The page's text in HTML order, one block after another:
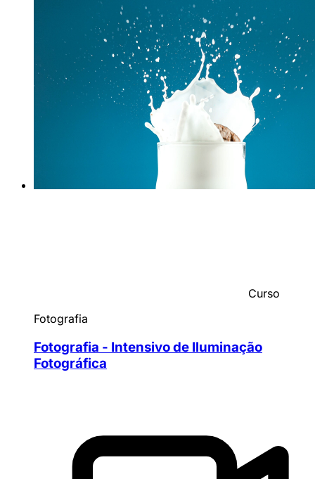
Curso
Fotografia
Fotografia - Intensivo de Iluminação
Fotográfica